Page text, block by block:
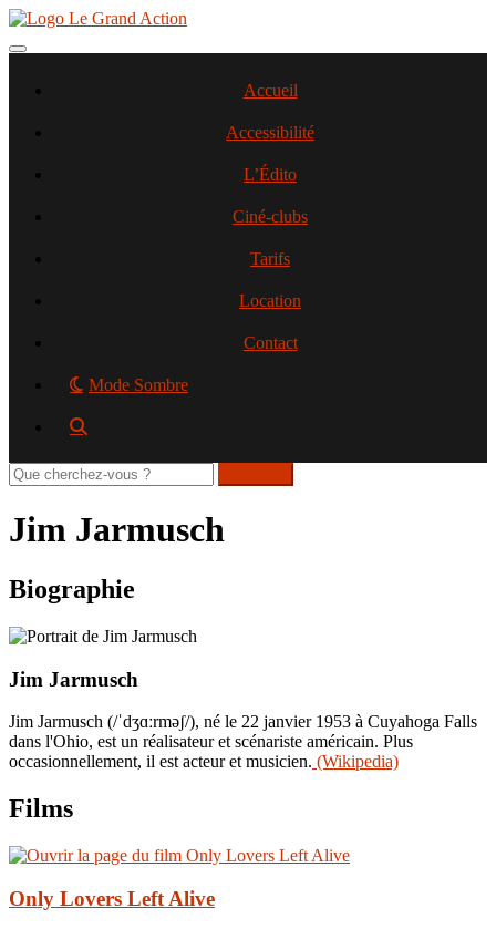
Aller
contenu
Toggle navigation
Accueil
Accessibilité
L’Édito
Ciné-clubs
Tarifs
Location
Contact
Mode Sombre
Rechercher
sur
site
Jim Jarmusch
Biographie
Jim Jarmusch
Jim Jarmusch (/ˈdʒɑːrməʃ/), né le 22 janvier 1953 à Cuyahoga Falls
dans l'Ohio, est un réalisateur et scénariste américain. Plus
occasionnellement, il est acteur et musicien. (Wikipedia)
Films
Only Lovers Left Alive